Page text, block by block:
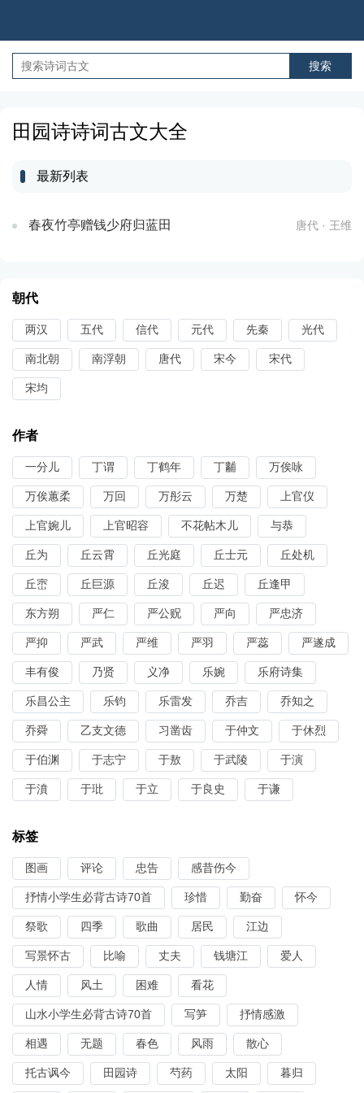
田园诗诗词古文大全
最新列表
春夜竹亭赠钱少府归蓝田 唐代 · 王维
朝代
两汉 五代 信代 元代 先秦 光代
南北朝 南浮朝 唐代 宋今 宋代
宋均
作者
一分儿 丁谓 丁鹤年 丁黼 万俟咏
万俟蕙柔 万回 万彤云 万楚 上官仪
上官婉儿 上官昭容 不花帖木儿 与恭
丘为 丘云霄 丘光庭 丘士元 丘处机
丘崈 丘巨源 丘浚 丘迟 丘逢甲
东方朔 严仁 严公贶 严向 严忠济
严抑 严武 严维 严羽 严蕊 严遂成
丰有俊 乃贤 义净 乐婉 乐府诗集
乐昌公主 乐钧 乐雷发 乔吉 乔知之
乔舜 乙支文德 习凿齿 于仲文 于休烈
于伯渊 于志宁 于敖 于武陵 于演
于濆 于玭 于立 于良史 于谦
标签
图画 评论 忠告 感昔伤今
抒情小学生必背古诗70首 珍惜 勤奋 怀今
祭歌 四季 歌曲 居民 江边
写景怀古 比喻 丈夫 钱塘江 爱人
人情 风土 困难 看花
山水小学生必背古诗70首 写笋 抒情感激
相遇 无题 春色 风雨 散心
托古讽今 田园诗 芍药 太阳 暮归